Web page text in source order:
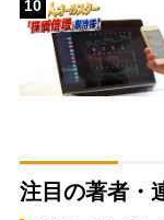
10
注目の著者・